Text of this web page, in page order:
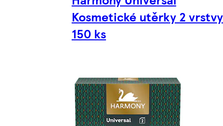
Kosmetické utěrky 2 vrstvy
150 ks